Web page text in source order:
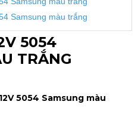
5054
TRẮNG
5054 Samsung màu